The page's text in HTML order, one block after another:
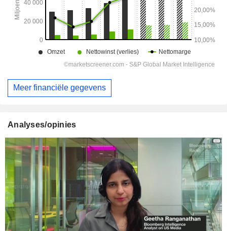
Meer financiële gegevens
Analyses/opinies